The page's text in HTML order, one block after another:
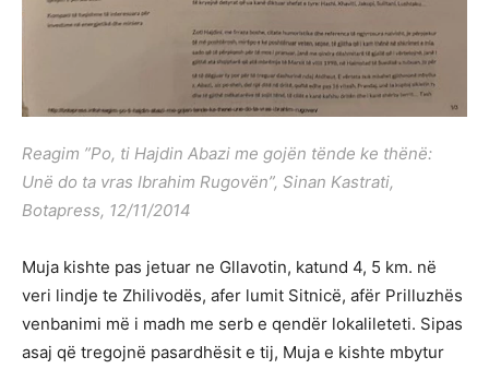
Reagim ”Po, ti Hajdin Abazi me gojën tënde ke thënë:
Unë do ta vras Ibrahim Rugovën”, Sinan Kastrati,
Botapress, 12/11/2014
Muja kishte pas jetuar ne Gllavotin, katund 4, 5 km. në
veri lindje te Zhilivodës, afer lumit Sitnicë, afër Prilluzhës
venbanimi më i madh me serb e qendër lokalileteti. Sipas
asaj që tregojnë pasardhësit e tij, Muja e kishte mbytur